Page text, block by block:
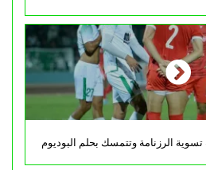
الرزنامة وتتمسك بحلم البوديوم